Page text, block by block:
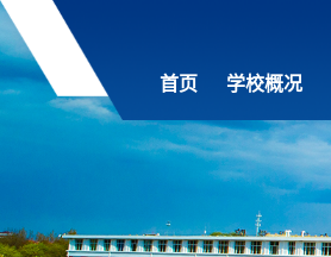
首页 学校概况